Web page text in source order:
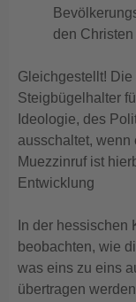
den
Gleichgestellt!
Steigbügelhalter
Ideologie, des
ausschaltet, wenn
Muezzinruf ist
Entwicklung
In der hessischen
beobachten, wie
was eins zu eins
übertragen